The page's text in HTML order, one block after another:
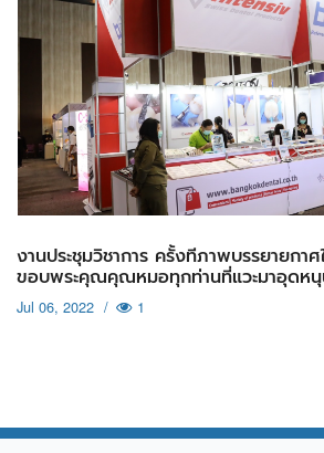
งานประชุมวิชาการ ครั้งทีภาพบรรยายกา
ขอบพระคุณคุณหมอทุกท่านที่แวะมาอุดห
Jul 06, 2022 / 1